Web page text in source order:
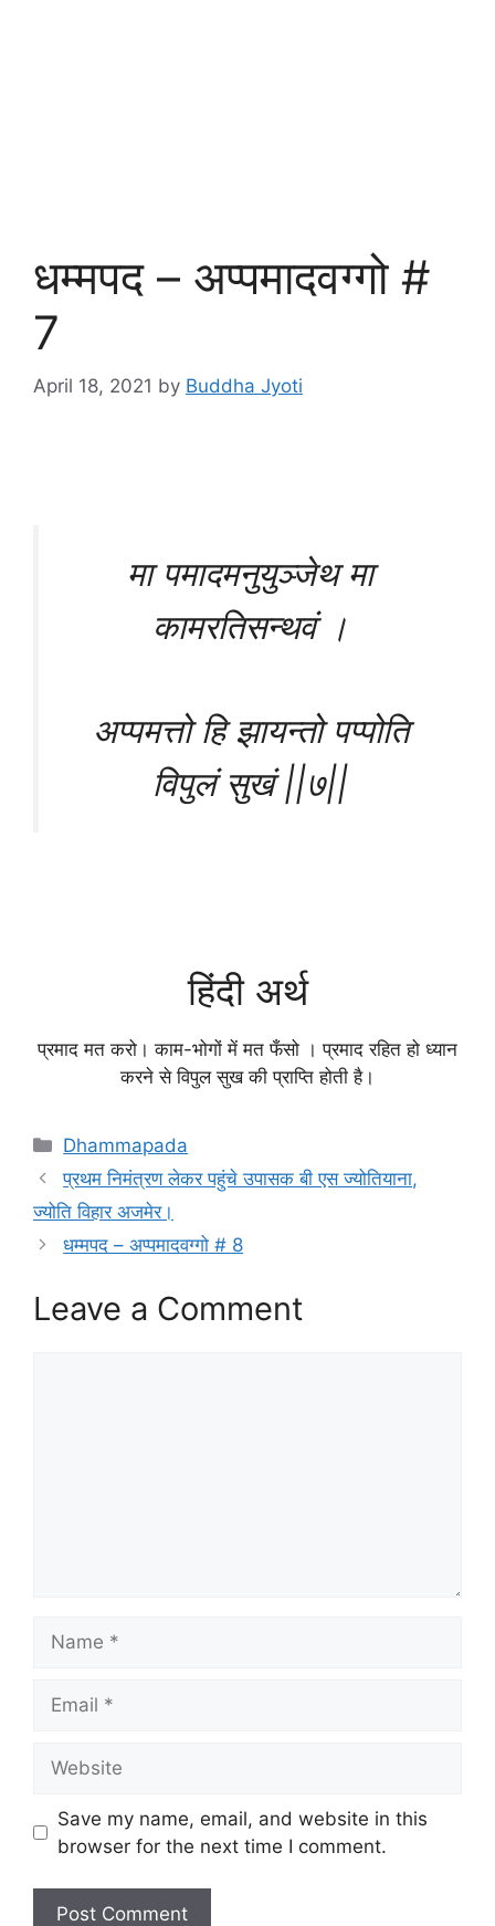
धम्मपद – अप्पमादवग्गो #
7
April 18, 2021 by Buddha Jyoti
मा पमादमनुयुञ्जेथ मा
कामरतिसन्थवं ।
अप्पमत्तो हि झायन्तो पप्पोति
विपुलं सुखं ||७||
हिंदी अर्थ
प्रमाद मत करो। काम-भोगों में मत फँसो । प्रमाद रहित हो ध्यान
करने से विपुल सुख की प्राप्ति होती है।
Categories
Dhammapada
प्रथम निमंत्रण लेकर पहुंचे उपासक बी एस ज्योतियाना,
ज्योति विहार अजमेर।
धम्मपद – अप्पमादवग्गो # 8
Leave a Comment
Save my name, email, and website in this
browser for the next time I comment.